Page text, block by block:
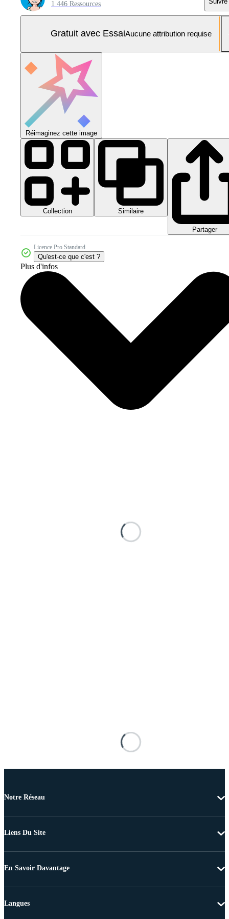
1 446 Ressources
Gratuit avec EssaiAucune attribution requise
Réimaginez cette image
Collection Similaire
Partager
Licence Pro Standard
Qu'est-ce que c'est ?
Plus d'infos
Notre Réseau
Liens Du Site
En Savoir Davantage
Langues